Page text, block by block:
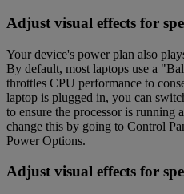
Adjust visual effects for
Your device's power plan also
By default, most laptops use a
throttles CPU performance to
laptop is plugged in, you can
to ensure the processor is running
change this by going to Control
Power Options.
Adjust visual effects for